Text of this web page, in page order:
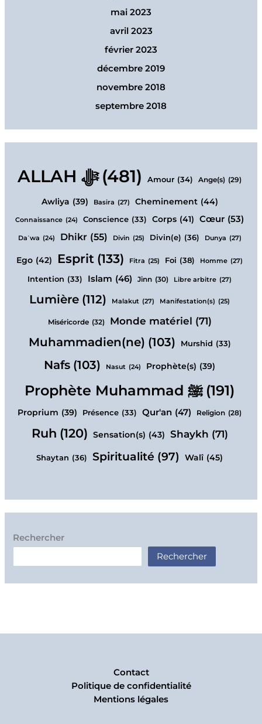
mai 2023
avril 2023
février 2023
décembre 2019
novembre 2018
septembre 2018
ALLAH ﷻ (481) Amour (34) Ange(s) (29)
Awliya (39) Basira (27) Cheminement (44)
Connaissance (24) Conscience (33) Corps (41) Cœur (53)
Daʿwa (24) Dhikr (55) Divin (25) Divin(e) (36) Dunya (27)
Ego (42) Esprit (133) Fitra (25) Foi (38) Homme (27)
Intention (33) Islam (46) Jinn (30) Libre arbitre (27)
Lumière (112) Malakut (27) Manifestation(s) (25)
Miséricorde (32) Monde matériel (71)
Muhammadien(ne) (103) Murshid (33)
Nafs (103) Nasut (24) Prophète(s) (39)
Prophète Muhammad ﷺ (191)
Proprium (39) Présence (33) Qur'an (47) Religion (28)
Ruh (120) Sensation(s) (43) Shaykh (71)
Shaytan (36) Spiritualité (97) Walî (45)
Rechercher
Rechercher
Contact
Politique de confidentialité
Mentions légales